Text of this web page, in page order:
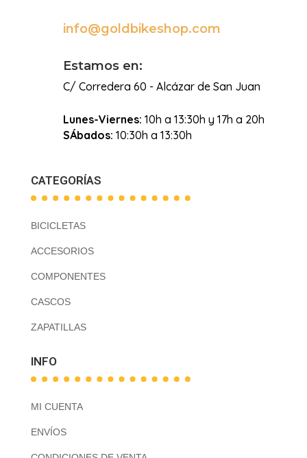
info@goldbikeshop.com
Estamos en:
C/ Corredera 60 - Alcázar de San Juan
Lunes-Viernes: 10h a 13:30h y 17h a 20h
SÁbados: 10:30h a 13:30h
CATEGORÍAS
BICICLETAS
ACCESORIOS
COMPONENTES
CASCOS
ZAPATILLAS
INFO
MI CUENTA
ENVÍOS